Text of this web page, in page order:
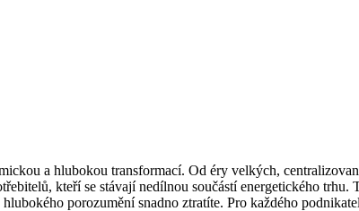
a hlubokou transformací. Od éry velkých,
kteří se stávají nedílnou součástí energetického trhu.
porozumění snadno ztratíte. Pro každého